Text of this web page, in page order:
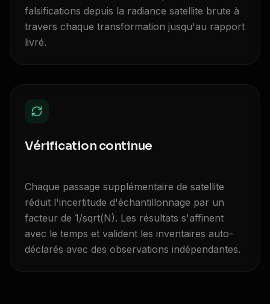
falsifications depuis la radiance satellite brute à
travers chaque transformation jusqu'au rapport
livré.
Vérification continue
Chaque passage supplémentaire de satellite
réduit l'incertitude d'échantillonnage par un
facteur de 1/sqrt(N). Les résultats s'affinent
avec le temps et valident les inventaires auto-
déclarés avec des observations indépendantes.